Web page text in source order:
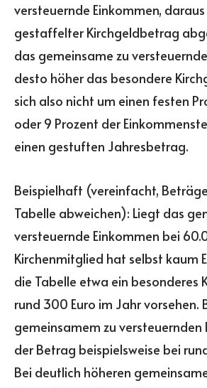
versteuernde Einkommen,
gestaffelter Kirchgeldbetrag
das gemeinsame zu
desto höher das besondere
sich also nicht um einen festen
oder 9 Prozent der
einen gestuften Jahresbetrag.
Beispielhaft (vereinfacht,
Tabelle abweichen): Liegt das
versteuernde Einkommen bei
Kirchenmitglied hat selbst kaum
die Tabelle etwa ein besonderes
rund 300 Euro im Jahr vorsehen.
gemeinsamem zu versteuernden
der Betrag beispielsweise bei
Bei deutlich höheren